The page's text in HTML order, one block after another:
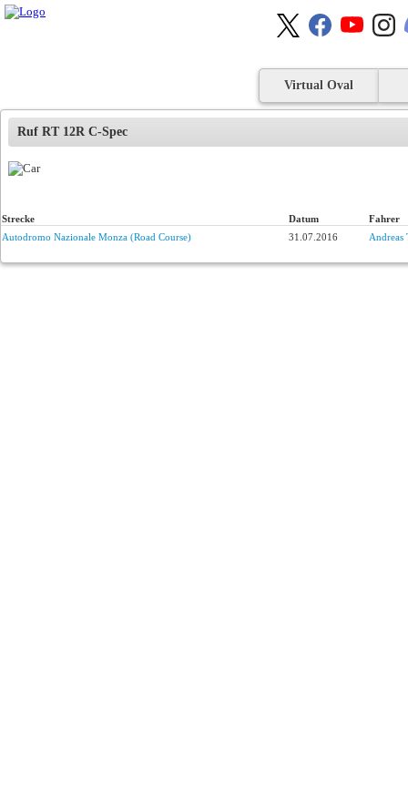
Virtual Oval
Ruf RT 12R C-Spec
Strecke Datum
Fahrer
Autodromo Nazionale Monza (Road Course)
31.07.2016 Andreas